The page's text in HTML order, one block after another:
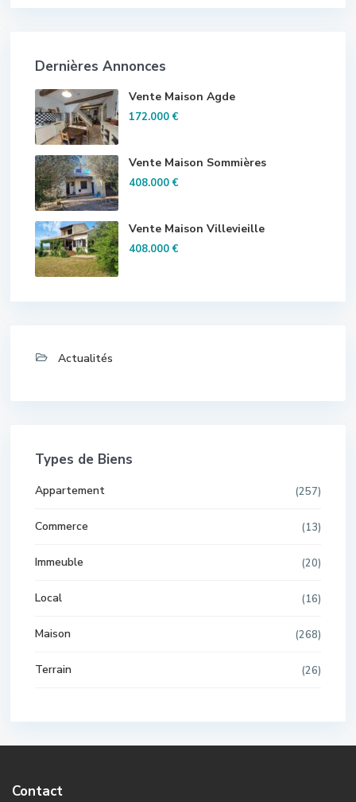
Dernières Annonces
Vente Maison Agde
172.000 €
Vente Maison Sommières
408.000 €
Vente Maison Villevieille
408.000 €
Actualités
Types de Biens
Appartement (257)
Commerce (13)
Immeuble (20)
Local (16)
Maison (268)
Terrain (26)
Contact